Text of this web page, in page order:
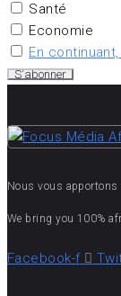
Santé
Economie
En
Nous vous apportons
We bring you 100%
Facebook-f